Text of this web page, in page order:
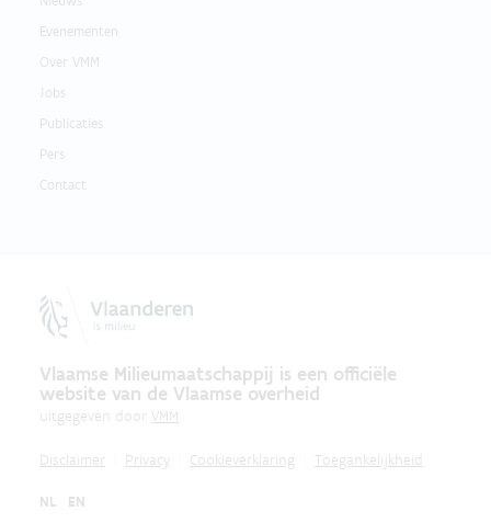
Evenementen
Over VMM
Jobs
Publicaties
Pers
Contact
Vlaamse Milieumaatschappij is een officiële
website van de Vlaamse overheid
uitgegeven door VMM
Disclaimer Privacy Cookieverklaring Toegankelijkheid
NL EN